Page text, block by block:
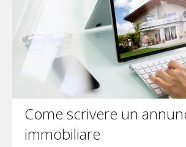
Come scrivere un
immobiliare